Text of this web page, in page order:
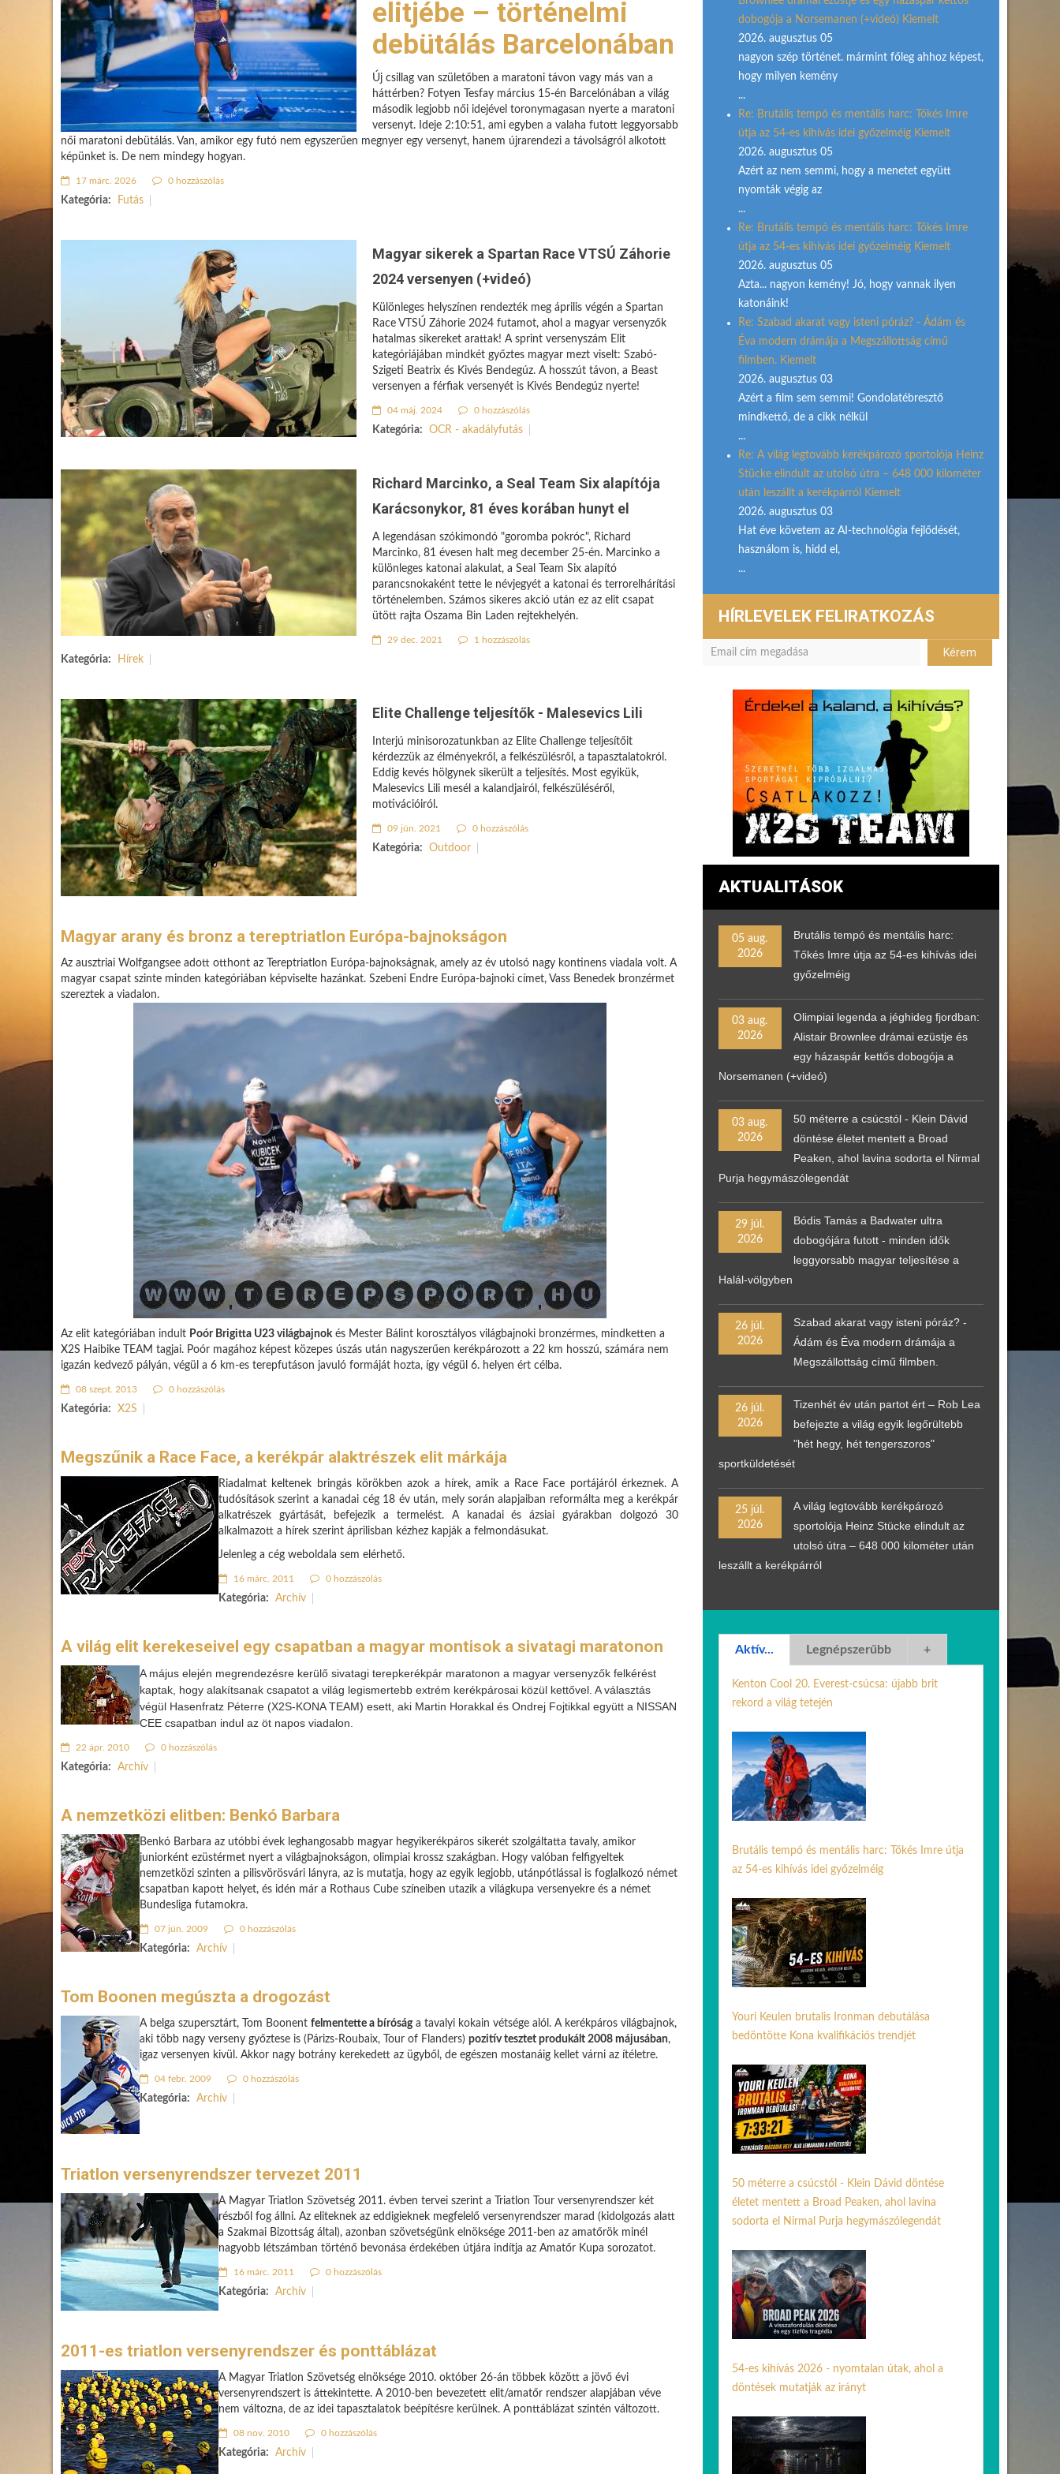
elitjébe – történelmi
debütálás Barcelonában
Új csillag van születőben a maratoni távon vagy más van a
háttérben? Fotyen Tesfay március 15-én Barcelónában a világ
második legjobb női idejével toronymagasan nyerte a maratoni
versenyt. Ideje 2:10:51, ami egyben a valaha futott leggyorsabb
női maratoni debütálás. Van, amikor egy futó nem egyszerűen megnyer egy versenyt, hanem újrarendezi a távolságról alkotott
képünket is. De nem mindegy hogyan.
17 márc. 2026 0 hozzászólás
Kategória: Futás
Magyar sikerek a Spartan Race VTSÚ Záhorie
2024 versenyen (+videó)
Különleges helyszínen rendezték meg április végén a Spartan
Race VTSÚ Záhorie 2024 futamot, ahol a magyar versenyzők
hatalmas sikereket arattak! A sprint versenyszám Elit
kategóriájában mindkét győztes magyar mezt viselt: Szabó-
Szigeti Beatrix és Kivés Bendegúz. A hosszút távon, a Beast
versenyen a férfiak versenyét is Kivés Bendegúz nyerte!
04 máj. 2024 0 hozzászólás
Kategória: OCR - akadályfutás
Richard Marcinko, a Seal Team Six alapítója
Karácsonykor, 81 éves korában hunyt el
A legendásan szókimondó "goromba pokróc", Richard
Marcinko, 81 évesen halt meg december 25-én. Marcinko a
különleges katonai alakulat, a Seal Team Six alapító
parancsnokaként tette le névjegyét a katonai és terrorelhárítási
történelemben. Számos sikeres akció után ez az elit csapat
ütött rajta Oszama Bin Laden rejtekhelyén.
29 dec. 2021 1 hozzászólás
Kategória: Hírek
Elite Challenge teljesítők - Malesevics Lili
Interjú minisorozatunkban az Elite Challenge teljesítőit
kérdezzük az élményekről, a felkészülésről, a tapasztalatokról.
Eddig kevés hölgynek sikerült a teljesítés. Most egyikük,
Malesevics Lili mesél a kalandjairól, felkészüléséről,
motivációiról.
09 jún. 2021 0 hozzászólás
Kategória: Outdoor
Magyar arany és bronz a tereptriatlon Európa-bajnokságon
Az ausztriai Wolfgangsee adott otthont az Tereptriatlon Európa-bajnokságnak, amely az év utolsó nagy kontinens viadala volt. A
magyar csapat szinte minden kategóriában képviselte hazánkat. Szebeni Endre Európa-bajnoki címet, Vass Benedek bronzérmet
szereztek a viadalon.
Az elit kategóriában indult Poór Brigitta U23 világbajnokés Mester Bálint korosztályos világbajnoki bronzérmes, mindketten a
X2S Haibike TEAM tagjai. Poór magához képest közepes úszás után nagyszerűen kerékpározott a 22 km hosszú, számára nem
igazán kedvező pályán, végül a 6 km-es terepfutáson javuló formáját hozta, így végül 6. helyen ért célba.
08 szept. 2013 0 hozzászólás
Kategória: X2S
Megszűnik a Race Face, a kerékpár alaktrészek elit márkája
Riadalmat keltenek bringás körökben azok a hírek, amik a Race Face portájáról érkeznek. A
tudósítások szerint a kanadai cég 18 év után, mely során alapjaiban reformálta meg a kerékpár
alkatrészek gyártását, befejezik a termelést. A kanadai és ázsiai gyárakban dolgozó 30
alkalmazott a hírek szerint áprilisban kézhez kapják a felmondásukat.
Jelenleg a cég weboldala sem elérhető.
16 márc. 2011 0 hozzászólás
Kategória: Archív
A világ elit kerekeseivel egy csapatban a magyar montisok a sivatagi maratonon
A május elején megrendezésre kerülő sivatagi terepkerékpár maratonon a magyar versenyzők felkérést
kaptak, hogy alakítsanak csapatot a világ legismertebb extrém kerékpárosai közül kettővel. A választás
végül Hasenfratz Péterre (X2S-KONA TEAM) esett, aki Martin Horakkal és Ondrej Fojtikkal együtt a NISSAN
CEE csapatban indul az öt napos viadalon.
22 ápr. 2010 0 hozzászólás
Kategória: Archív
A nemzetközi elitben: Benkó Barbara
Benkó Barbara az utóbbi évek leghangosabb magyar hegyikerékpáros sikerét szolgáltatta tavaly, amikor
juniorként ezüstérmet nyert a világbajnokságon, olimpiai krossz szakágban. Hogy valóban felfigyeltek
nemzetközi szinten a pilisvörösvári lányra, az is mutatja, hogy az egyik legjobb, utánpótlással is foglalkozó német
csapatban kapott helyet, és idén már a Rothaus Cube színeiben utazik a világkupa versenyekre és a német
Bundesliga futamokra.
07 jún. 2009 0 hozzászólás
Kategória: Archív
Tom Boonen megúszta a drogozást
A belga szupersztárt, Tom Boonent felmentette a bírósága tavalyi kokain vétsége alól. A kerékpáros világbajnok,
aki több nagy verseny győztese is (Párizs-Roubaix, Tour of Flanders) pozitív tesztet produkált 2008 májusában,
igaz versenyen kivül. Akkor nagy botrány kerekedett az ügyből, de egészen mostanáig kellet várni az ítéletre.
04 febr. 2009 0 hozzászólás
Kategória: Archív
Triatlon versenyrendszer tervezet 2011
A Magyar Triatlon Szövetség 2011. évben tervei szerint a Triatlon Tour versenyrendszer két
részből fog állni. Az eliteknek az eddigieknek megfelelő versenyrendszer marad (kidolgozás alatt
a Szakmai Bizottság által), azonban szövetségünk elnöksége 2011-ben az amatőrök minél
nagyobb létszámban történő bevonása érdekében útjára indítja az Amatőr Kupa sorozatot.
16 márc. 2011 0 hozzászólás
Kategória: Archív
2011-es triatlon versenyrendszer és ponttáblázat
A Magyar Triatlon Szövetség elnöksége 2010. október 26-án többek között a jövő évi
versenyrendszert is áttekintette. A 2010-ben bevezetett elit/amatőr rendszer alapjában véve
nem változna, de az idei tapasztalatok beépítésre kerülnek. A ponttáblázat szintén változott.
08 nov. 2010 0 hozzászólás
Kategória: Archív
dobogója a Norsemanen (+videó) Kiemelt
2026. augusztus 05
nagyon szép történet. mármint főleg ahhoz képest,
hogy milyen kemény
...
Re: Brutális tempó és mentális harc: Tőkés Imre
útja az 54-es kihívás idei győzelméig Kiemelt
2026. augusztus 05
Azért az nem semmi, hogy a menetet együtt
nyomták végig az
...
Re: Brutális tempó és mentális harc: Tőkés Imre
útja az 54-es kihívás idei győzelméig Kiemelt
2026. augusztus 05
Azta... nagyon kemény! Jó, hogy vannak ilyen
katonáink!
Re: Szabad akarat vagy isteni póráz? - Ádám és
Éva modern drámája a Megszállottság című
filmben. Kiemelt
2026. augusztus 03
Azért a film sem semmi! Gondolatébresztő
mindkettő, de a cikk nélkül
...
Re: A világ legtovább kerékpározó sportolója Heinz
Stücke elindult az utolsó útra – 648 000 kilométer
után leszállt a kerékpárról Kiemelt
2026. augusztus 03
Hat éve követem az AI-technológia fejlődését,
használom is, hidd el,
...
HÍRLEVELEK FELIRATKOZÁS
AKTUALITÁSOK
05 aug.
2026
Brutális tempó és mentális harc:
Tőkés Imre útja az 54-es kihívás idei
győzelméig
03 aug.
2026
Olimpiai legenda a jéghideg fjordban:
Alistair Brownlee drámai ezüstje és
egy házaspár kettős dobogója a
Norsemanen (+videó)
03 aug.
2026
50 méterre a csúcstól - Klein Dávid
döntése életet mentett a Broad
Peaken, ahol lavina sodorta el Nirmal
Purja hegymászólegendát
29 júl.
2026
Bódis Tamás a Badwater ultra
dobogójára futott - minden idők
leggyorsabb magyar teljesítése a
Halál-völgyben
26 júl.
2026
Szabad akarat vagy isteni póráz? -
Ádám és Éva modern drámája a
Megszállottság című filmben.
26 júl.
2026
Tizenhét év után partot ért – Rob Lea
befejezte a világ egyik legőrültebb
"hét hegy, hét tengerszoros"
sportküldetését
25 júl.
2026
A világ legtovább kerékpározó
sportolója Heinz Stücke elindult az
utolsó útra – 648 000 kilométer után
leszállt a kerékpárról
Aktív... Legnépszerűbb +
Kenton Cool 20. Everest-csúcsa: újabb brit
rekord a világ tetején
Brutális tempó és mentális harc: Tőkés Imre útja
az 54-es kihívás idei győzelméig
Youri Keulen brutalis Ironman debutálása
bedöntötte Kona kvalifikációs trendjét
50 méterre a csúcstól - Klein Dávid döntése
életet mentett a Broad Peaken, ahol lavina
sodorta el Nirmal Purja hegymászólegendát
54-es kihívás 2026 - nyomtalan útak, ahol a
döntések mutatják az irányt